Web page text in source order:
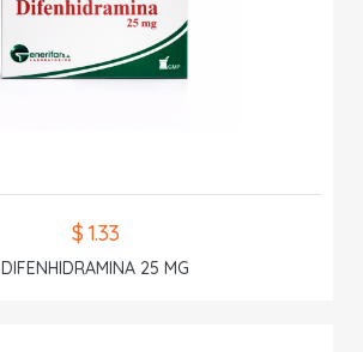
$ 1.33
DIFENHIDRAMINA 25 MG